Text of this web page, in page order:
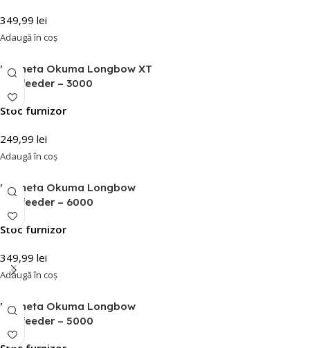
349,99 lei
Adaugă în coș
Mulineta Okuma Longbow XT
Baitfeeder – 3000
Stoc furnizor
249,99 lei
Adaugă în coș
Mulineta Okuma Longbow
Baitfeeder – 6000
Stoc furnizor
349,99 lei
Adaugă în coș
Mulineta Okuma Longbow
Baitfeeder – 5000